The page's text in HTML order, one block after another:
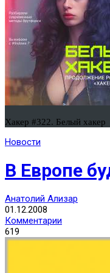
Хакер #322. Белый хакер
Новости
В Европе
Анатолий Ализар
01.12.2008
Комментарии
619